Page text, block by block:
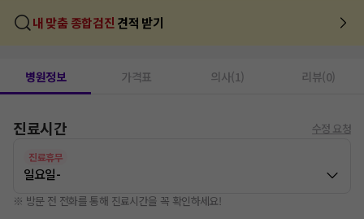
내 맞춤 종합검진 견적 받기
병원정보 가격표 의사(1) 리뷰(0)
진료시간 수정 요청
진료휴무
일요일-
※ 방문 전 전화를 통해 진료시간을 꼭 확인하세요!